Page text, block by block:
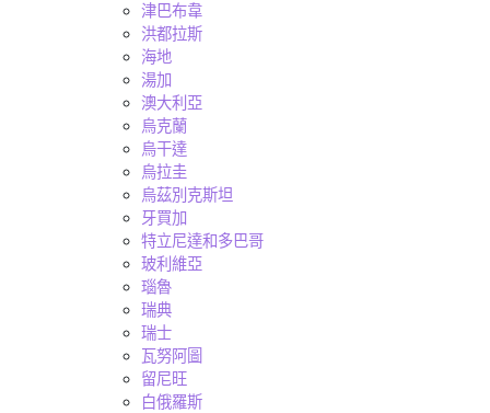
津巴布韋
洪都拉斯
海地
湯加
澳大利亞
烏克蘭
烏干達
烏拉圭
烏茲別克斯坦
牙買加
特立尼達和多巴哥
玻利維亞
瑙魯
瑞典
瑞士
瓦努阿圖
留尼旺
白俄羅斯